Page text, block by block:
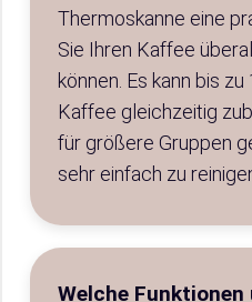
Thermoskanne eine
Sie Ihren Kaffee
können. Es kann bis
Kaffee gleichzeitig
für größere Gruppen
sehr einfach zu
Welche